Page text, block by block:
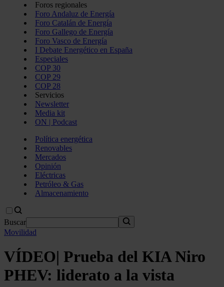
Foros regionales
Foro Andaluz de Energía
Foro Catalán de Energía
Foro Gallego de Energía
Foro Vasco de Energía
I Debate Energético en España
Especiales
COP 30
COP 29
COP 28
Servicios
Newsletter
Media kit
ON | Podcast
Política energética
Renovables
Mercados
Opinión
Eléctricas
Petróleo & Gas
Almacenamiento
Buscar
Movilidad
VÍDEO| Prueba del KIA Niro
PHEV: liderato a la vista